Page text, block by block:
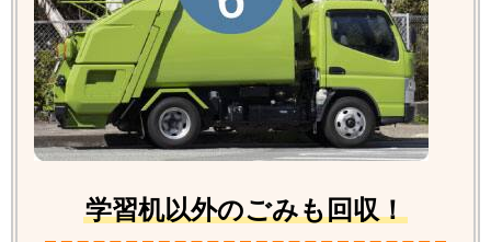
学習机以外のごみも回収！